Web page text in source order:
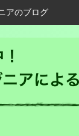
アのブログ